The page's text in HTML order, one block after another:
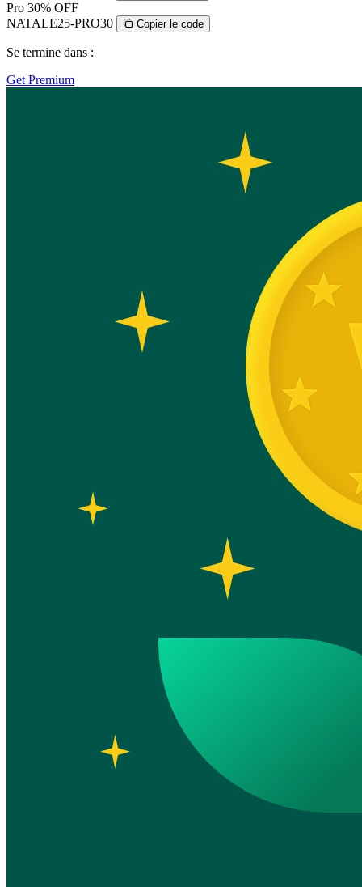
Pro 30% OFF
NATALE25-PRO30
Copier le code
Se termine dans :
Get Premium